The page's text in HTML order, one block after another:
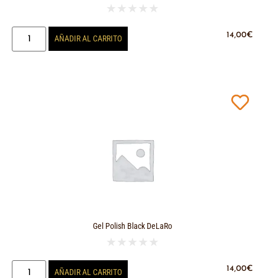
★ ★ ★ ★ ★
14,00€
AÑADIR AL CARRITO
Gel Polish Black DeLaRo
★ ★ ★ ★ ★
14,00€
AÑADIR AL CARRITO